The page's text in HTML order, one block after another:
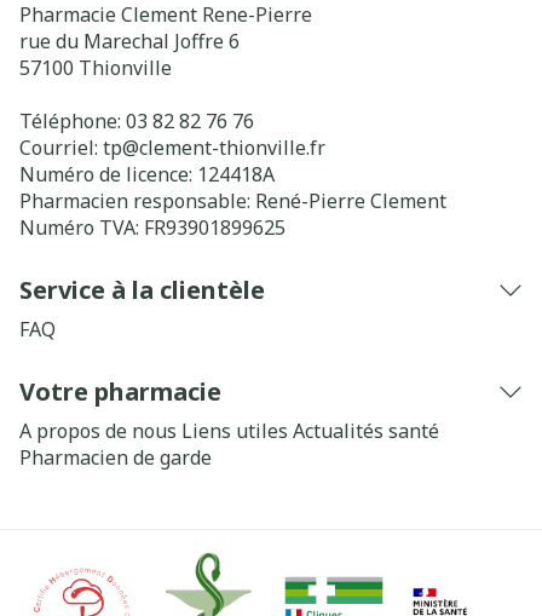
Pharmacie Clement Rene-Pierre
rue du Marechal Joffre 6
57100 Thionville
Téléphone: 03 82 82 76 76
Courriel: tp@clement-thionville.fr
Numéro de licence: 124418A
Pharmacien responsable: René-Pierre Clement
Numéro TVA: FR93901899625
Service à la clientèle
FAQ
Votre pharmacie
A propos de nous Liens utiles Actualités santé
Pharmacien de garde